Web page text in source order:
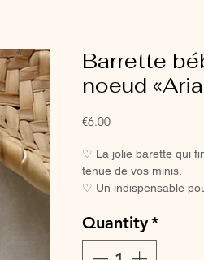
Barrette
noeud
€6.00Price
♡ La jolie barette qui
tenue de vos minis.
♡ Un indispensable
♡ Avec sa pince
pas, même sur les
Quantity*